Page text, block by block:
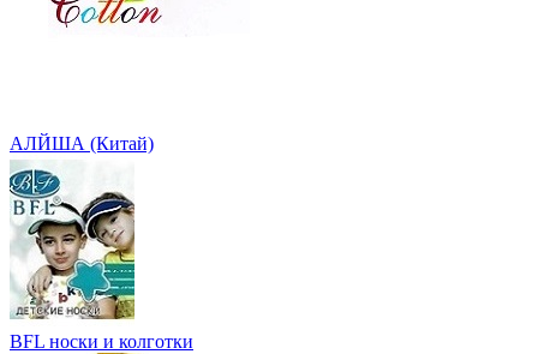
АЛЙША (Китай)
BFL носки и колготки